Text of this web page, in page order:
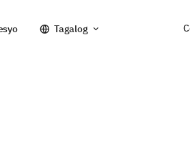
Tagalog